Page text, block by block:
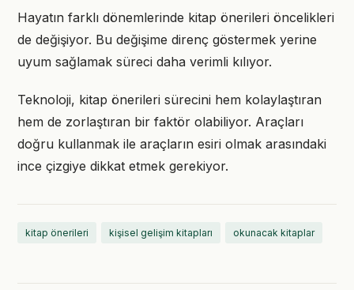
Hayatın farklı dönemlerinde kitap önerileri öncelikleri
de değişiyor. Bu değişime direnç göstermek yerine
uyum sağlamak süreci daha verimli kılıyor.
Teknoloji, kitap önerileri sürecini hem kolaylaştıran
hem de zorlaştıran bir faktör olabiliyor. Araçları
doğru kullanmak ile araçların esiri olmak arasındaki
ince çizgiye dikkat etmek gerekiyor.
kitap önerileri kişisel gelişim kitapları okunacak kitaplar